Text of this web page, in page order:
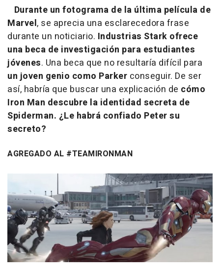
Durante un fotograma de la última película de
Marvel, se aprecia una esclarecedora frase
durante un noticiario. Industrias Stark ofrece
una beca de investigación para estudiantes
jóvenes. Una beca que no resultaría difícil para
un joven genio como Parker conseguir. De ser
así, habría que buscar una explicación de cómo
Iron Man descubre la identidad secreta de
Spiderman. ¿Le habrá confiado Peter su
secreto?
AGREGADO AL #TEAMIRONMAN